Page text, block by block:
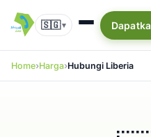
🇸🇬▾
Home Harga Hubungi Liberia